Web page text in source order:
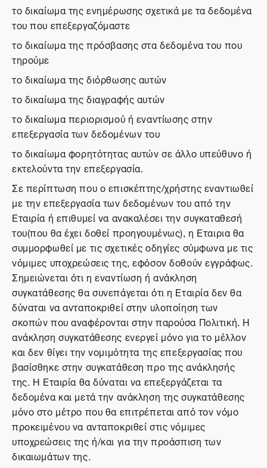
το δικαίωμα της ενημέρωσης σχετικά με τα δεδομένα
του που επεξεργαζόμαστε
το δικαίωμα της πρόσβασης στα δεδομένα του που
τηρούμε
το δικαίωμα της διόρθωσης αυτών
το δικαίωμα της διαγραφής αυτών
το δικαίωμα περιορισμού ή εναντίωσης στην
επεξεργασία των δεδομένων του
το δικαίωμα φορητότητας αυτών σε άλλο υπεύθυνο ή
εκτελούντα την επεξεργασία.
Σε περίπτωση που ο επισκέπτης/χρήστης εναντιωθεί
με την επεξεργασία των δεδομένων του από την
Εταιρία ή επιθυμεί να ανακαλέσει την συγκαταθεσή
του(που θα έχει δοθεί προηγουμένως), η Εταιρια θα
συμμορφωθεί με τις σχετικές οδηγίες σύμφωνα με τις
νόμιμες υποχρεώσεις της, εφόσον δοθούν εγγράφως.
Σημειώνεται ότι η εναντίωση ή ανάκληση
συγκατάθεσης θα συνεπάγεται ότι η Εταιρία δεν θα
δύναται να ανταποκριθεί στην υλοποίηση των
σκοπών που αναφέρονται στην παρούσα Πολιτική. Η
ανάκληση συγκατάθεσης ενεργεί μόνο για το μέλλον
και δεν θίγει την νομιμότητα της επεξεργασίας που
βασίσθηκε στην συγκατάθεση προ της ανάκλησής
της. Η Εταιρία θα δύναται να επεξεργάζεται τα
δεδομένα και μετά την ανάκληση της συγκατάθεσης
μόνο στο μέτρο που θα επιτρέπεται από τον νόμο
προκειμένου να ανταποκριθεί στις νόμιμες
υποχρεώσεις της ή/και για την προάσπιση των
δικαιωμάτων της.